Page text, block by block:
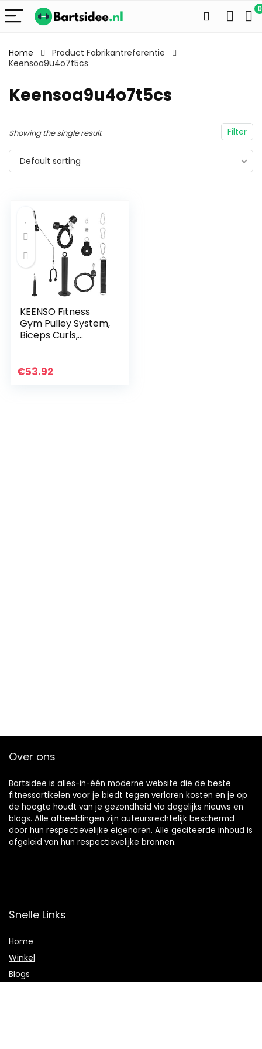
0
Home
Product Fabrikantreferentie
Keensoa9u4o7t5cs
Keensoa9u4o7t5cs
Filter
Showing the single result
Default sorting
KEENSO Fitness
Gym Pulley System,
Biceps Curls,
Workout, Pols
€53.92
Over ons
Bartsidee is alles-in-één moderne website die de beste
fitnessartikelen voor je biedt tegen verloren kosten en je op
de hoogte houdt van je gezondheid via dagelijks nieuws en
blogs. Alle afbeeldingen zijn auteursrechtelijk beschermd
door hun respectievelijke eigenaren. Alle geciteerde inhoud is
afgeleid van hun respectievelijke bronnen.
Snelle Links
Home
Winkel
Blogs